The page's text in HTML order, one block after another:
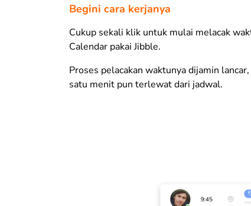
Begini cara kerjanya
Cukup sekali klik untuk mulai melacak
Calendar pakai Jibble.
Proses pelacakan waktunya dijamin
satu menit pun terlewat dari jadwal.